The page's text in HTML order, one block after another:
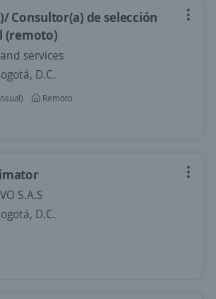
Consultor(a) de selección
(remoto)
services
D.C.
Remoto
S.A.S
D.C.